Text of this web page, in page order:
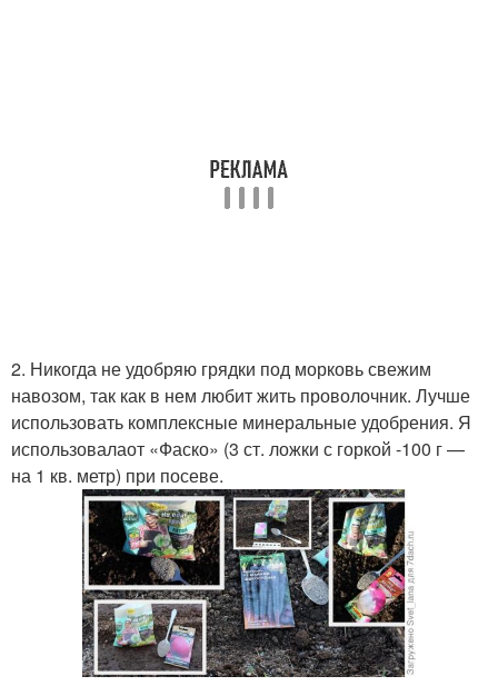
2. Никогда не удобряю грядки под морковь свежим
навозом, так как в нем любит жить проволочник. Лучше
использовать комплексные минеральные удобрения. Я
использовалаот «Фаско» (3 ст. ложки с горкой -100 г —
на 1 кв. метр) при посеве.